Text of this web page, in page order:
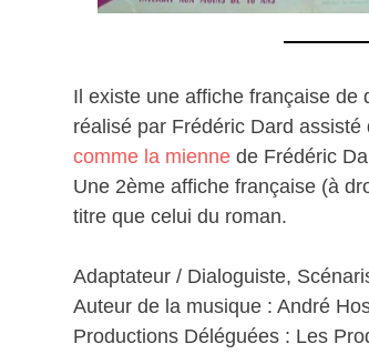
Il existe une affiche française
réalisé par Frédéric Dard
comme la mienne de Frédéric
Une 2ème affiche française (à
titre que celui du roman.
Adaptateur / Dialoguiste,
Auteur de la musique : André
Productions Déléguées : Les